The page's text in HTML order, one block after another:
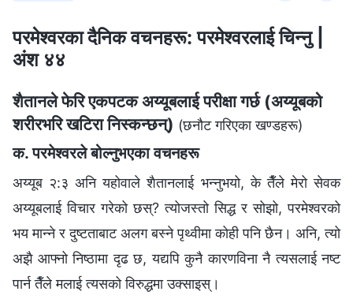
परमेश्‍वरका दैनिक वचनहरू: परमेश्‍वरलाई चिन्‍नु |
अंश ४४
शैतानले फेरि एकपटक अय्यूबलाई परीक्षा गर्छ (अय्यूबको
शरीरभरि खटिरा निस्कन्छन्) (छनौट गरिएका खण्डहरू)
क. परमेश्‍वरले बोल्नुभएका वचनहरू
अय्यूब २:३ अनि यहोवाले शैतानलाई भन्‍नुभयो, के तैँले मेरो सेवक
अय्यूबलाई विचार गरेको छस्? त्योजस्तो सिद्ध र सोझो, परमेश्‍वरको
भय मान्‍ने र दुष्टताबाट अलग बस्‍ने पृथ्वीमा कोही पनि छैन। अनि, त्यो
अझै आफ्नो निष्ठामा दृढ छ, यद्यपि कुनै कारणविना नै त्यसलाई नष्ट
पार्न तैँले मलाई त्यसको विरुद्धमा उक्साइस्।